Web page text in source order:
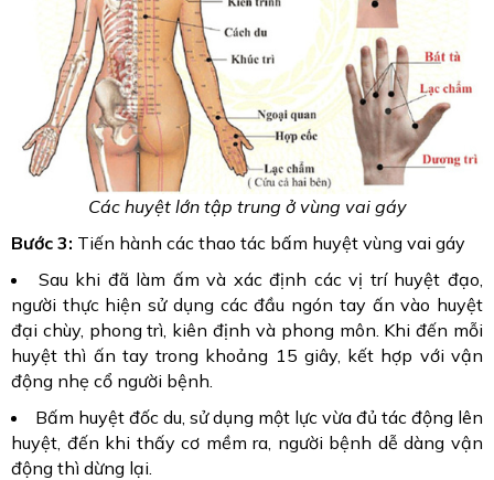
Các huyệt lớn tập trung ở vùng vai gáy
Bước 3: Tiến hành các thao tác bấm huyệt vùng vai gáy
Sau khi đã làm ấm và xác định các vị trí huyệt đạo,
người thực hiện sử dụng các đầu ngón tay ấn vào huyệt
đại chùy, phong trì, kiên định và phong môn. Khi đến mỗi
huyệt thì ấn tay trong khoảng 15 giây, kết hợp với vận
động nhẹ cổ người bệnh.
Bấm huyệt đốc du, sử dụng một lực vừa đủ tác động lên
huyệt, đến khi thấy cơ mềm ra, người bệnh dễ dàng vận
động thì dừng lại.